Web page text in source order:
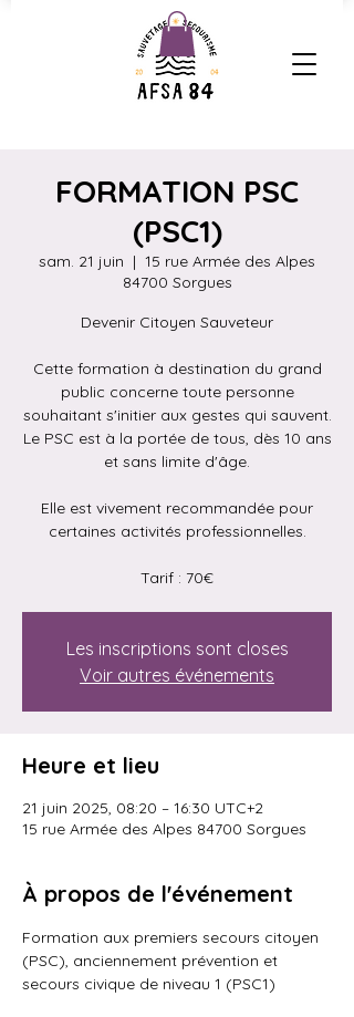
FORMATION PSC
(PSC1)
sam. 21 juin
  |
15 rue Armée des Alpes
84700 Sorgues
Devenir Citoyen Sauveteur
Cette formation à destination du grand
public concerne toute personne
souhaitant s'initier aux gestes qui sauvent.
Le PSC est à la portée de tous, dès 10 ans
et sans limite d'âge.
Elle est vivement recommandée pour
certaines activités professionnelles.
Tarif : 70€
Les inscriptions sont closes
Voir autres événements
Heure et lieu
21 juin 2025, 08:20 – 16:30 UTC+2
15 rue Armée des Alpes 84700 Sorgues
À propos de l'événement
Formation aux premiers secours citoyen
(PSC), anciennement prévention et
secours civique de niveau 1 (PSC1)